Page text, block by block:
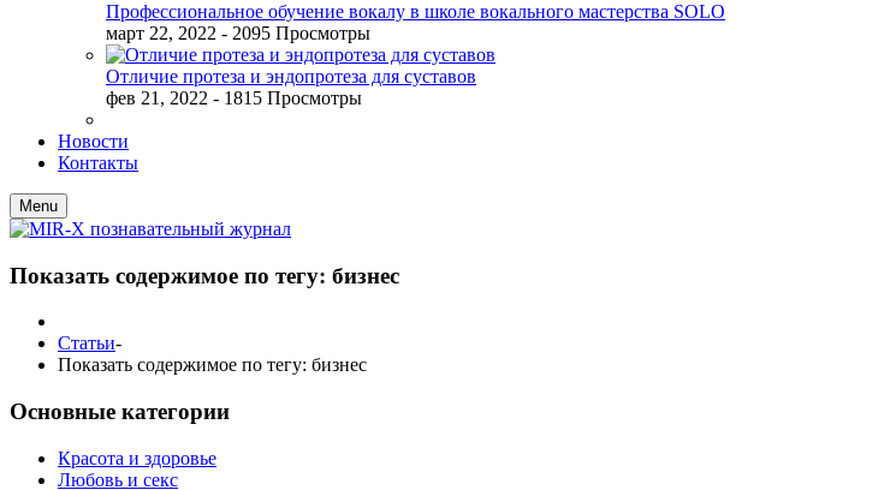
Профессиональное обучение вокалу в школе вокального мастерства SOLO
март 22, 2022 - 2095 Просмотры
Отличие протеза и эндопротеза для суставов
фев 21, 2022 - 1815 Просмотры
Новости
Контакты
Menu
Показать содержимое по тегу: бизнес
Статьи-
Показать содержимое по тегу: бизнес
Основные категории
Красота и здоровье
Любовь и секс